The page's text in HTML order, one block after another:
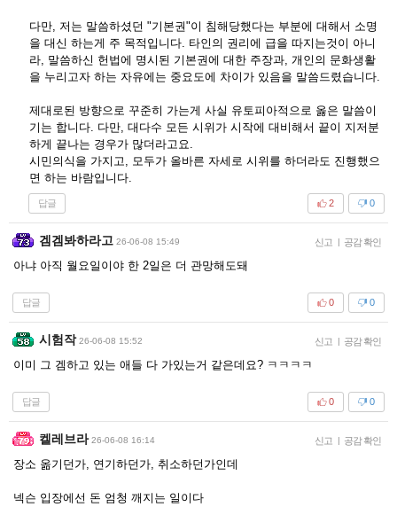
다만, 저는 말씀하셨던 "기본권"이 침해당했다는 부분에 대해서 소명
을 대신 하는게 주 목적입니다. 타인의 권리에 급을 따지는것이 아니
라, 말씀하신 헌법에 명시된 기본권에 대한 주장과, 개인의 문화생활
을 누리고자 하는 자유에는 중요도에 차이가 있음을 말씀드렸습니다.
제대로된 방향으로 꾸준히 가는게 사실 유토피아적으로 옳은 말씀이
기는 합니다. 다만, 대다수 모든 시위가 시작에 대비해서 끝이 지저분
하게 끝나는 경우가 많더라고요.
시민의식을 가지고, 모두가 올바른 자세로 시위를 하더라도 진행했으
면 하는 바람입니다.
답글 0
2
겜겜봐하라고 26-06-08 15:49 신고 | 공감 확인
아냐 아직 월요일이야 한 2일은 더 관망해도돼
답글 0
0
시험작 26-06-08 15:52 신고 | 공감 확인
이미 그 겜하고 있는 애들 다 가있는거 같은데요? ㅋㅋㅋㅋ
답글 0
0
켈레브라 26-06-08 16:14 신고 | 공감 확인
장소 옮기던가, 연기하던가, 취소하던가인데
넥슨 입장에선 돈 엄청 깨지는 일이다